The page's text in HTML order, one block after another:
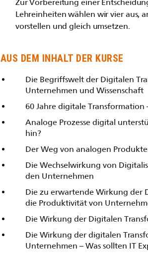
Zur Vorbereitung einer
Lehreinheiten wählen wir vier aus,
vorstellen und gleich umsetzen.
AUS DEM INHALT DER KURSE
Die Begriffswelt der Digitalen
Unternehmen und Wissenschaft
60 Jahre digitale
Analoge Prozesse digital
hin?
Der Weg von analogen
Die Wechselwirkung von
den Unternehmen
Die zu erwartende Wirkung der
die Produktivität von
Die Wirkung der Digitalen
Die Wirkung der digitalen
Unternehmen – Was sollten IT